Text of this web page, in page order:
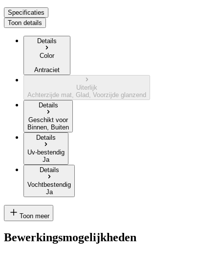
Specificaties
Toon details
Details
Color
Antraciet
Uiterlijk
Achterzijde mat, Glad, Voorzijde glanzend
Details
Geschikt voor
Binnen, Buiten
Details
Uv-bestendig
Ja
Details
Vochtbestendig
Ja
Toon meer
Bewerkingsmogelijkheden